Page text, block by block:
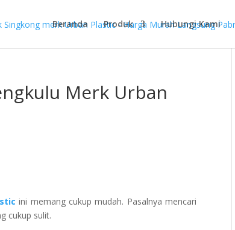
Beranda Produk Hubungi Kami
Merk Urban
ini memang cukup mudah. Pasalnya mencari
cukup sulit.